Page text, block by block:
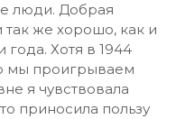
люди. Добрая
же хорошо, как и
года. Хотя в 1944
мы проигрываем
я чувствовала
приносила пользу